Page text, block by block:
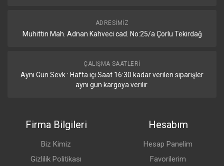
ADRESIMIZ
Muhittin Mah. Adnan Kahveci cad. No:25/a Çorlu Tekirdağ
ÇALIŞMA SAATLERI
Aynı Gün Sevk : Hafta içi Saat 16:30 kadar verilen siparişler
aynı gün kargoya verilir.
Firma Bilgileri
Biz Kimiz
Gizlilik Politikası
Hesabım
Hesap Panelim
Favorilerim